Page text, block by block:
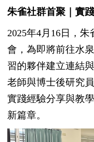
朱雀社群首聚｜實
2025年4月16日，朱
會，為即將前往水
習的夥伴建立連結
老師與博士後研究
實踐經驗分享與教
新篇章。